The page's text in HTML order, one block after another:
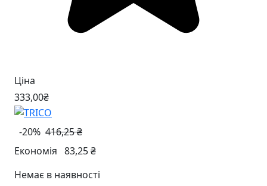
Ціна
333,00₴
-20% 416,25 ₴
Економія 83,25 ₴
Немає в наявності